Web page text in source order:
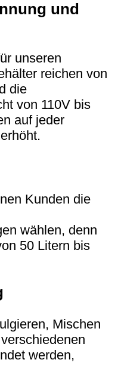
und
unseren
reichen von
die
von 110V bis
auf jeder
Kunden die
wählen, denn
50 Litern bis
Mischen
werden,